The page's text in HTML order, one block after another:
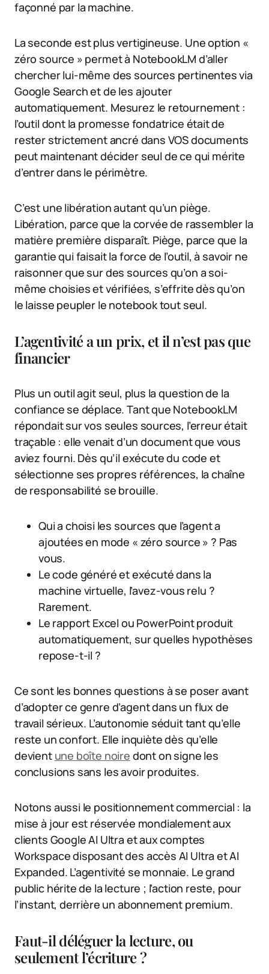
façonné par la machine.
La seconde est plus vertigineuse. Une option «
zéro source » permet à NotebookLM d’aller
chercher lui-même des sources pertinentes via
Google Search et de les ajouter
automatiquement. Mesurez le retournement :
l’outil dont la promesse fondatrice était de
rester strictement ancré dans VOS documents
peut maintenant décider seul de ce qui mérite
d’entrer dans le périmètre.
C’est une libération autant qu’un piège.
Libération, parce que la corvée de rassembler la
matière première disparaît. Piège, parce que la
garantie qui faisait la force de l’outil, à savoir ne
raisonner que sur des sources qu’on a soi-
même choisies et vérifiées, s’effrite dès qu’on
le laisse peupler le notebook tout seul.
L’agentivité a un prix, et il n’est pas que
financier
Plus un outil agit seul, plus la question de la
confiance se déplace. Tant que NotebookLM
répondait sur vos seules sources, l’erreur était
traçable : elle venait d’un document que vous
aviez fourni. Dès qu’il exécute du code et
sélectionne ses propres références, la chaîne
de responsabilité se brouille.
Qui a choisi les sources que l’agent a
ajoutées en mode « zéro source » ? Pas
vous.
Le code généré et exécuté dans la
machine virtuelle, l’avez-vous relu ?
Rarement.
Le rapport Excel ou PowerPoint produit
automatiquement, sur quelles hypothèses
repose-t-il ?
Ce sont les bonnes questions à se poser avant
d’adopter ce genre d’agent dans un flux de
travail sérieux. L’autonomie séduit tant qu’elle
reste un confort. Elle inquiète dès qu’elle
devient une boîte noire dont on signe les
conclusions sans les avoir produites.
Notons aussi le positionnement commercial : la
mise à jour est réservée mondialement aux
clients Google AI Ultra et aux comptes
Workspace disposant des accès AI Ultra et AI
Expanded. L’agentivité se monnaie. Le grand
public hérite de la lecture ; l’action reste, pour
l’instant, derrière un abonnement premium.
Faut-il déléguer la lecture, ou
seulement l’écriture ?